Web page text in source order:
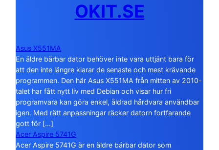
OKIT.SE
Asus X551MA
En äldre bärbar dator behöver inte vara uttjänt bara för
att den inte längre klarar de senaste och mest krävande
programmen. Den här Asus X551MA från mitten av 2010-
talet har fått nytt liv med Debian och visar hur fri
programvara kan göra enkel, åldrad hårdvara användbar
igen. Med rätt anpassningar räcker datorn fortfarande
gott för […]
Acer Aspire 5741G
Acer Aspire 5741G är en äldre bärbar dator som